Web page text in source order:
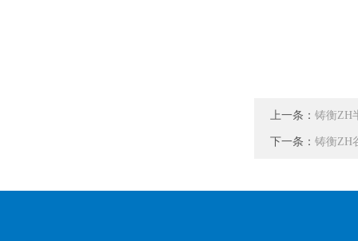
上一条： 铸衡ZH
下一条： 铸衡ZH